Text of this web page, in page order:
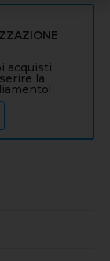
acquisti,
la